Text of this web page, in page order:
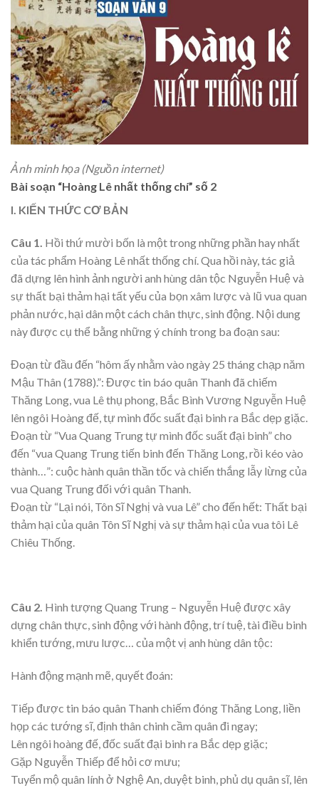
Ảnh minh họa (Nguồn internet)
Bài soạn “Hoàng Lê nhất thống chí” số 2
I. KIẾN THỨC CƠ BẢN
Câu 1. Hồi thứ mười bốn là một trong những phần hay nhất
của tác phẩm Hoàng Lê nhất thống chí. Qua hồi này, tác giả
đã dựng lên hình ảnh người anh hùng dân tộc Nguyễn Huệ và
sự thất bại thảm hại tất yếu của bọn xâm lược và lũ vua quan
phản nước, hại dân một cách chân thực, sinh động. Nội dung
này được cụ thể bằng những ý chính trong ba đoạn sau:
Đoạn từ đầu đến “hôm ấy nhằm vào ngày 25 tháng chạp năm
Mậu Thân (1788).”: Được tin báo quân Thanh đã chiếm
Thăng Long, vua Lê thụ phong, Bắc Bình Vương Nguyễn Huệ
lên ngôi Hoàng đế, tự mình đốc suất đại binh ra Bắc dẹp giặc.
Đoạn từ “Vua Quang Trung tự mình đốc suất đại binh” cho
đến “vua Quang Trung tiến binh đến Thăng Long, rồi kéo vào
thành…”: cuộc hành quân thần tốc và chiến thắng lẫy lừng của
vua Quang Trung đối với quân Thanh.
Đoạn từ “Lại nói, Tôn Sĩ Nghị và vua Lê” cho đến hết: Thất bại
thảm hại của quân Tôn Sĩ Nghị và sự thảm hại của vua tôi Lê
Chiêu Thống.
Câu 2. Hình tượng Quang Trung – Nguyễn Huệ được xây
dựng chân thực, sinh động với hành động, trí tuệ, tài điều binh
khiển tướng, mưu lược… của một vị anh hùng dân tộc:
Hành động mạnh mẽ, quyết đoán:
Tiếp được tin báo quân Thanh chiếm đóng Thăng Long, liền
họp các tướng sĩ, định thân chinh cầm quân đi ngay;
Lên ngôi hoàng đế, đốc suất đại binh ra Bắc dẹp giặc;
Gặp Nguyễn Thiếp để hỏi cơ mưu;
Tuyển mộ quân lính ở Nghệ An, duyệt binh, phủ dụ quân sĩ, lên